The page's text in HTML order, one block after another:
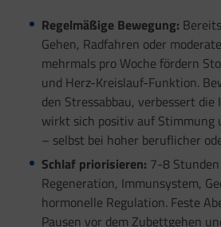
Regelmäßige Bewegung:
Gehen, Radfahren oder
mehrmals pro Woche fördern
und Herz-Kreislauf-Funktion.
den Stressabbau, verbessert
wirkt sich positiv auf Stimmung
– selbst bei hoher beruflicher
Schlaf priorisieren: 7-8
Regeneration, Immunsystem,
hormonelle Regulation. Feste
Pausen vor dem Zubettgehen